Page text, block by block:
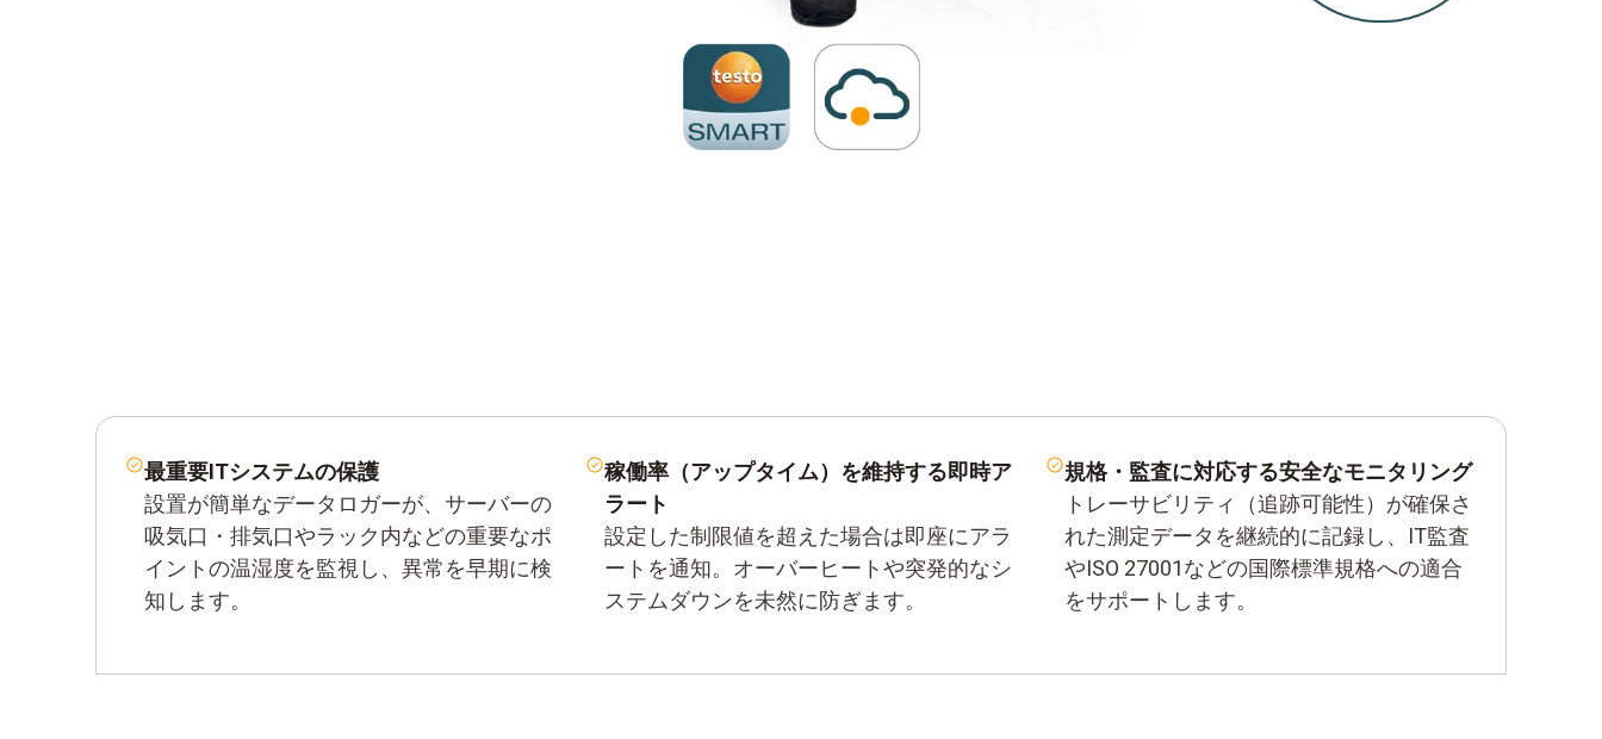
最重要ITシステムの保護
設置が簡単なデータロガーが、サーバーの
吸気口・排気口やラック内などの重要なポ
イントの温湿度を監視し、異常を早期に検
知します。
稼働率（アップタイム）を維持する即時ア
ラート
設定した制限値を超えた場合は即座にアラ
ートを通知。オーバーヒートや突発的なシ
ステムダウンを未然に防ぎます。
規格・監査に対応する安全なモニタリング
トレーサビリティ（追跡可能性）が確保さ
れた測定データを継続的に記録し、IT監査
やISO 27001などの国際標準規格への適合
をサポートします。